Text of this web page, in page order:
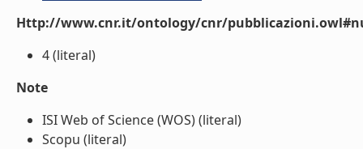
Http://www.cnr.it/ontology/cnr/
4 (literal)
Note
ISI Web of Science (WOS) (literal)
Scopu (literal)